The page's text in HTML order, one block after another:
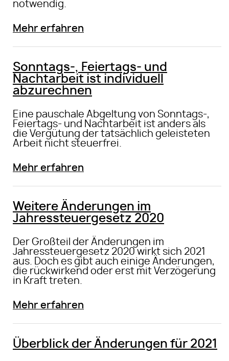
notwendig.
Mehr erfahren
Sonntags-, Feiertags- und
Nachtarbeit ist individuell
abzurechnen
Eine pauschale Abgeltung von Sonntags-,
Feiertags- und Nachtarbeit ist anders als
die Vergütung der tatsächlich geleisteten
Arbeit nicht steuerfrei.
Mehr erfahren
Weitere Änderungen im
Jahressteuergesetz 2020
Der Großteil der Änderungen im
Jahressteuergesetz 2020 wirkt sich 2021
aus. Doch es gibt auch einige Änderungen,
die rückwirkend oder erst mit Verzögerung
in Kraft treten.
Mehr erfahren
Überblick der Änderungen für 2021